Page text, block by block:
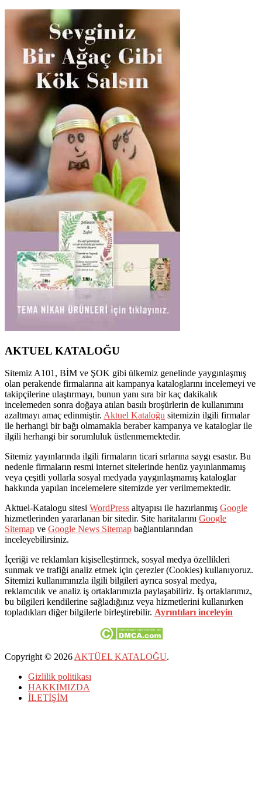
AKTUEL KATALOĞU
Sitemiz A101, BİM ve ŞOK gibi ülkemiz genelinde yaygınlaşmış
olan perakende firmalarına ait kampanya kataloglarını incelemeyi ve
takipçilerine ulaştırmayı, bunun yanı sıra bir kaç dakikalık
incelemeden sonra doğaya atılan basılı broşürlerin de kullanımını
azaltmayı amaç edinmiştir. Aktuel Kataloğu sitemizin ilgili firmalar
ile herhangi bir bağı olmamakla beraber kampanya ve kataloglar ile
ilgili herhangi bir sorumluluk üstlenmemektedir.
Sitemiz yayınlarında ilgili firmaların ticari sırlarına saygı esastır. Bu
nedenle firmaların resmi internet sitelerinde henüz yayınlanmamış
veya çeşitli yollarla sosyal medyada yaygınlaşmamış kataloglar
hakkında yapılan incelemelere sitemizde yer verilmemektedir.
Aktuel-Katalogu sitesi WordPress altyapısı ile hazırlanmış Google
hizmetlerinden yararlanan bir sitedir. Site haritalarını Google
Sitemap ve Google News Sitemap bağlantılarından
inceleyebilirsiniz.
İçeriği ve reklamları kişiselleştirmek, sosyal medya özellikleri
sunmak ve trafiği analiz etmek için çerezler (Cookies) kullanıyoruz.
Sitemizi kullanımınızla ilgili bilgileri ayrıca sosyal medya,
reklamcılık ve analiz iş ortaklarımızla paylaşabiliriz. İş ortaklarımız,
bu bilgileri kendilerine sağladığınız veya hizmetlerini kullanırken
topladıkları diğer bilgilerle birleştirebilir. Ayrıntıları inceleyin
Copyright © 2026 AKTÜEL KATALOĞU.
Gizlilik politikası
HAKKIMIZDA
İLETİŞİM